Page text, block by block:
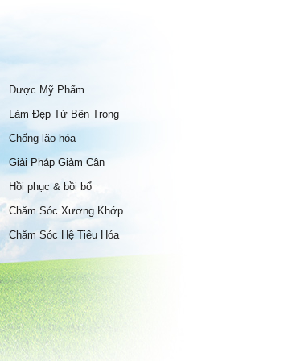
Dược Mỹ Phẩm
Làm Đẹp Từ Bên Trong
Chống lão hóa
Giải Pháp Giảm Cân
Hồi phục & bồi bổ
Chăm Sóc Xương Khớp
Chăm Sóc Hệ Tiêu Hóa